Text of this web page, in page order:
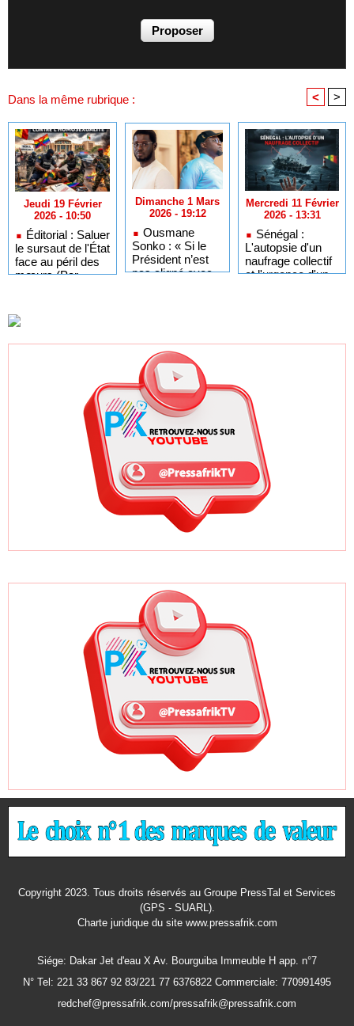
Dans la même rubrique : < >
Jeudi 19 Février
2026 - 10:50
Éditorial : Saluer
le sursaut de l'État
face au péril des
mœurs (Par
Dimanche 1 Mars
2026 - 19:12
Ousmane
Sonko : « Si le
Président n’est
pas aligné avec
douce »
Mercredi 11 Février
2026 - 13:31
Sénégal :
L'autopsie d'un
naufrage collectif
et l'urgence d'un
Copyright 2023. Tous droits réservés au Groupe PressTal et Services
(GPS - SUARL).
Charte juridiquedu site www.pressafrik.com
Siége: Dakar Jet d'eau X Av. Bourguiba Immeuble H app. n°7
N° Tel: 221 33 867 92 83/221 77 6376822 Commerciale: 770991495
redchef@pressafrik.com/pressafrik@pressafrik.com